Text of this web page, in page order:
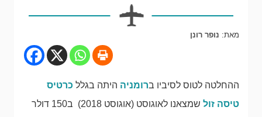
מאת: נופר רונן
ההחלטה לטוס לסיביו ברומניה היתה בגלל כרטיס
טיסה זול
שמצאנו לאוגוסט (אוגוסט 2018) ב150 דולר